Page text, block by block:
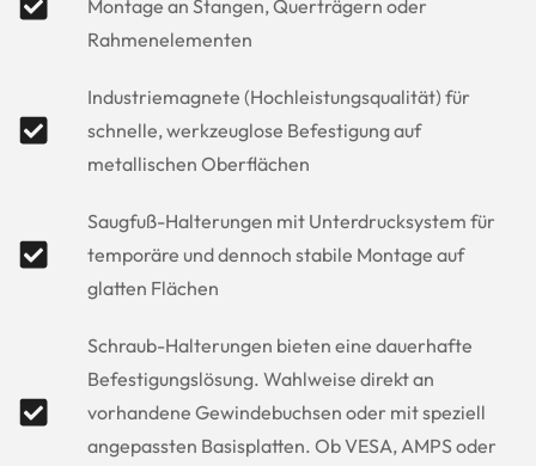
Montage an Stangen, Querträgern oder
Rahmenelementen
Industriemagnete (Hochleistungsqualität) für
schnelle, werkzeuglose Befestigung auf
metallischen Oberflächen
Saugfuß-Halterungen mit Unterdrucksystem für
temporäre und dennoch stabile Montage auf
glatten Flächen
Schraub-Halterungen bieten eine dauerhafte
Befestigungslösung. Wahlweise direkt an
vorhandene Gewindebuchsen oder mit speziell
angepassten Basisplatten. Ob VESA, AMPS oder